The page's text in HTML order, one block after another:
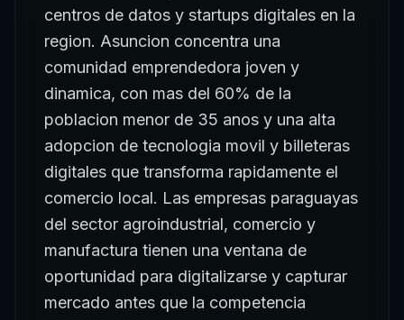
centros de datos y startups digitales en la
region. Asuncion concentra una
comunidad emprendedora joven y
dinamica, con mas del 60% de la
poblacion menor de 35 anos y una alta
adopcion de tecnologia movil y billeteras
digitales que transforma rapidamente el
comercio local. Las empresas paraguayas
del sector agroindustrial, comercio y
manufactura tienen una ventana de
oportunidad para digitalizarse y capturar
mercado antes que la competencia